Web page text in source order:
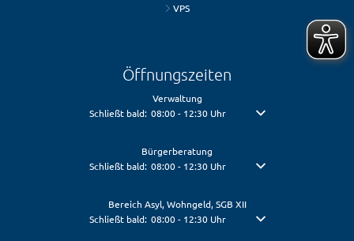
VPS
Öffnungszeiten
Verwaltung
Klicken, um weitere Öffnungs- oder Schließzeiten
Schließt bald: 08:00- 12:30Uhr Von 08:00 bis 12:30 Uhr
Bürgerberatung
Klicken, um weitere Öffnungs- oder Schließzeiten
Schließt bald: 08:00- 12:30Uhr Von 08:00 bis 12:30 Uhr
Bereich Asyl, Wohngeld, SGB XII
Klicken, um weitere Öffnungs- oder Schließzeiten
Schließt bald: 08:00- 12:30Uhr Von 08:00 bis 12:30 Uhr